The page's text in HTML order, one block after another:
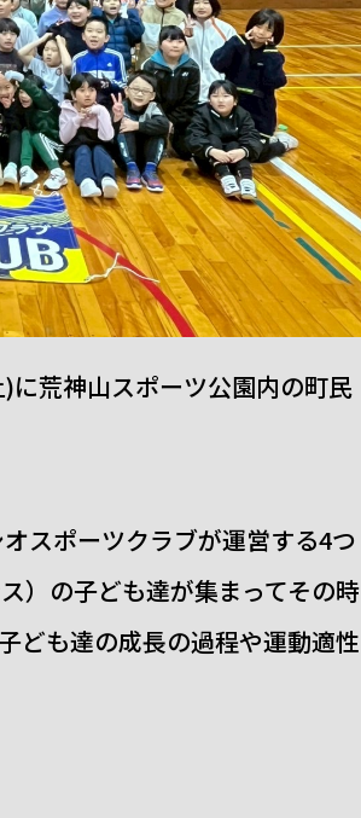
に荒神山スポーツ公園内の町民
スポーツクラブが運営する4つ
）の子ども達が集まってその時
ども達の成長の過程や運動適性